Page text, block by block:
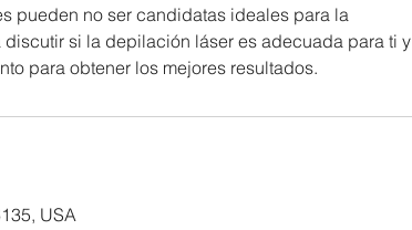
pueden no ser candidatas ideales para la
si la depilación láser es adecuada para ti y
USA